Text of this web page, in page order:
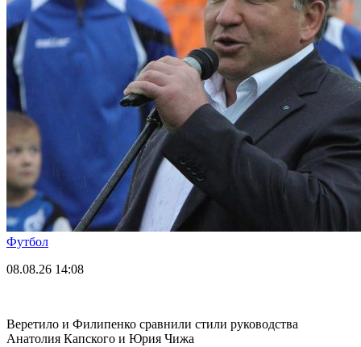
Футбол
08.08.26 14:08
Веретило и Филипенко сравнили стили руководства
Анатолия Капского и Юрия Чижа